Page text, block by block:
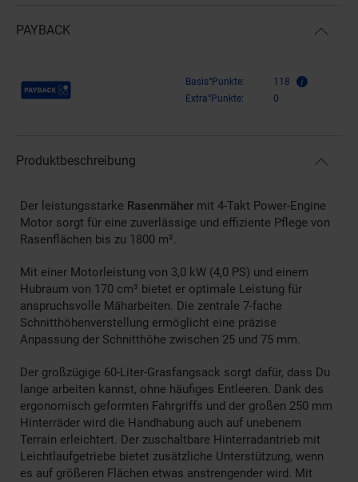
PAYBACK
Payback Punkte Basis°Punkte:
118
Extra°Punkte:
0
Produktbeschreibung
Der leistungsstarke Rasenmäher mit 4-Takt Power-Engine
Motor sorgt für eine zuverlässige und effiziente Pflege von
Rasenflächen bis zu 1800 m².
Mit einer Motorleistung von 3,0 kW (4,0 PS) und einem
Hubraum von 170 cm³ bietet er optimale Leistung für
anspruchsvolle Mäharbeiten. Die zentrale 7-fache
Schnitthöhenverstellung ermöglicht eine präzise
Anpassung der Schnitthöhe zwischen 25 und 75 mm.
Der großzügige 60-Liter-Grasfangsack sorgt dafür, dass Du
lange arbeiten kannst, ohne häufiges Entleeren. Dank des
ergonomisch geformten Fahrgriffs und der großen 250 mm
Hinterräder wird die Handhabung auch auf unebenem
Terrain erleichtert. Der zuschaltbare Hinterradantrieb mit
Leichtlaufgetriebe bietet zusätzliche Unterstützung, wenn
es auf größeren Flächen etwas anstrengender wird. Mit